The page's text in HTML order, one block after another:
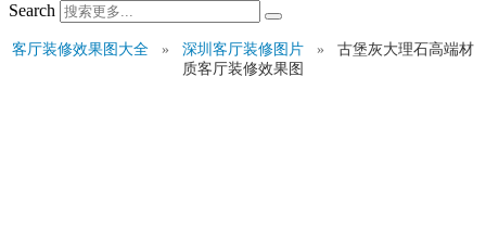
Search
客厅装修效果图大全 » 深圳客厅装修图片 »
古堡灰大理石高端材
质客厅装修效果图